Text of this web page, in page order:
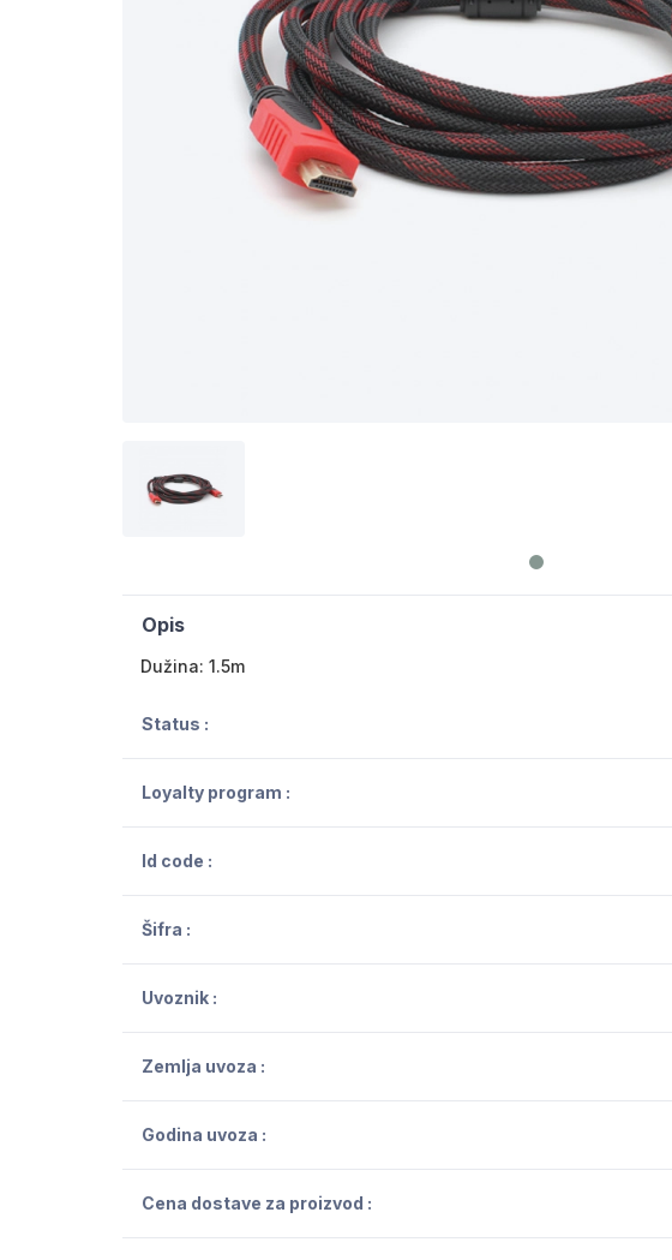
Opis
Dužina: 1.5m
Status :
Loyalty program :
Id code :
Šifra :
Uvoznik :
Zemlja uvoza :
Godina uvoza :
Cena dostave za proizvod :